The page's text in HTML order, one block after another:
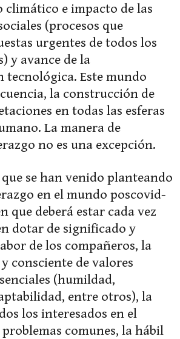
climático e impacto de las
(procesos que
urgentes de todos los
y avance de la
Este mundo
la construcción de
en todas las esferas
La manera de
no es una excepción.
se han venido planteando
en el mundo poscovid-
que deberá estar cada vez
dotar de significado y
de los compañeros, la
consciente de valores
(humildad,
entre otros), la
los interesados en el
comunes, la hábil